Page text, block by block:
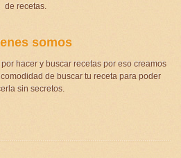
de recetas.
somos
hacer y buscar recetas por eso creamos
de buscar tu receta para poder
sin secretos.